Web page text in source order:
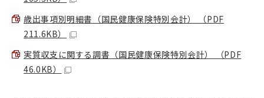
歳出事項別明細書（国民健康保険特別会計） （PDF
211.6KB）
実質収支に関する調書（国民健康保険特別会計） （PDF
46.0KB）